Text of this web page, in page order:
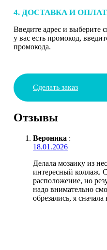
4. ДОСТАВКА И
Введите адрес и выберите
у вас есть промокод,
промокода.
Сделать заказ
Отзывы
Вероника :
18.01.2026
Делала мозаику из
интересный коллаж.
расположение, но
надо внимательно
обрезались, я сначала